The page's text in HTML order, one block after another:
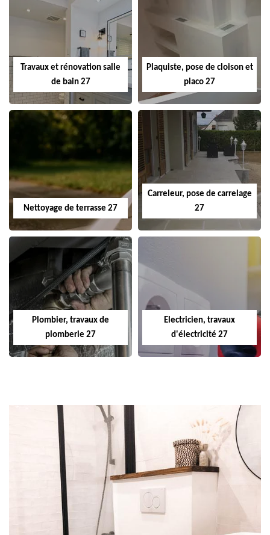
Travaux et rénovation salle
de bain 27
Plaquiste, pose de cloison et
placo 27
Nettoyage de terrasse 27
Carreleur, pose de carrelage
27
Plombier, travaux de
plomberie 27
Electricien, travaux
d'électricité 27